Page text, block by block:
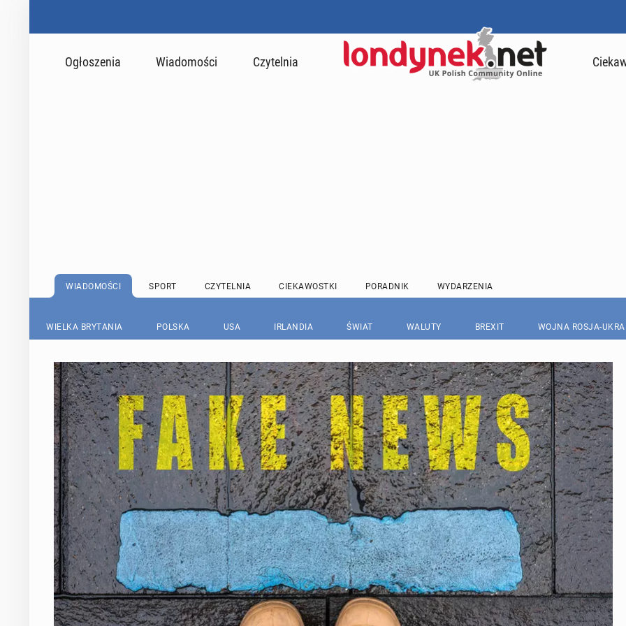
Ogłoszenia Wiadomości Czytelnia
WIADOMOŚCI SPORT CZYTELNIA CIEKAWOSTKI PORADNIK WYDARZENIA
WIELKA BRYTANIA POLSKA USA IRLANDIA ŚWIAT WALUTY BREXIT WOJNA ROSJA-